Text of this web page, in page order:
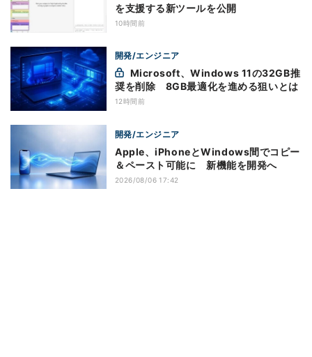
を支援する新ツールを公開
10時間前
開発/エンジニア
奨を削除 8GB最適化を進める狙いとは
12時間前
開発/エンジニア
Apple、iPhoneとWindows間でコピー
＆ペースト可能に 新機能を開発へ
2026/08/06 17:42